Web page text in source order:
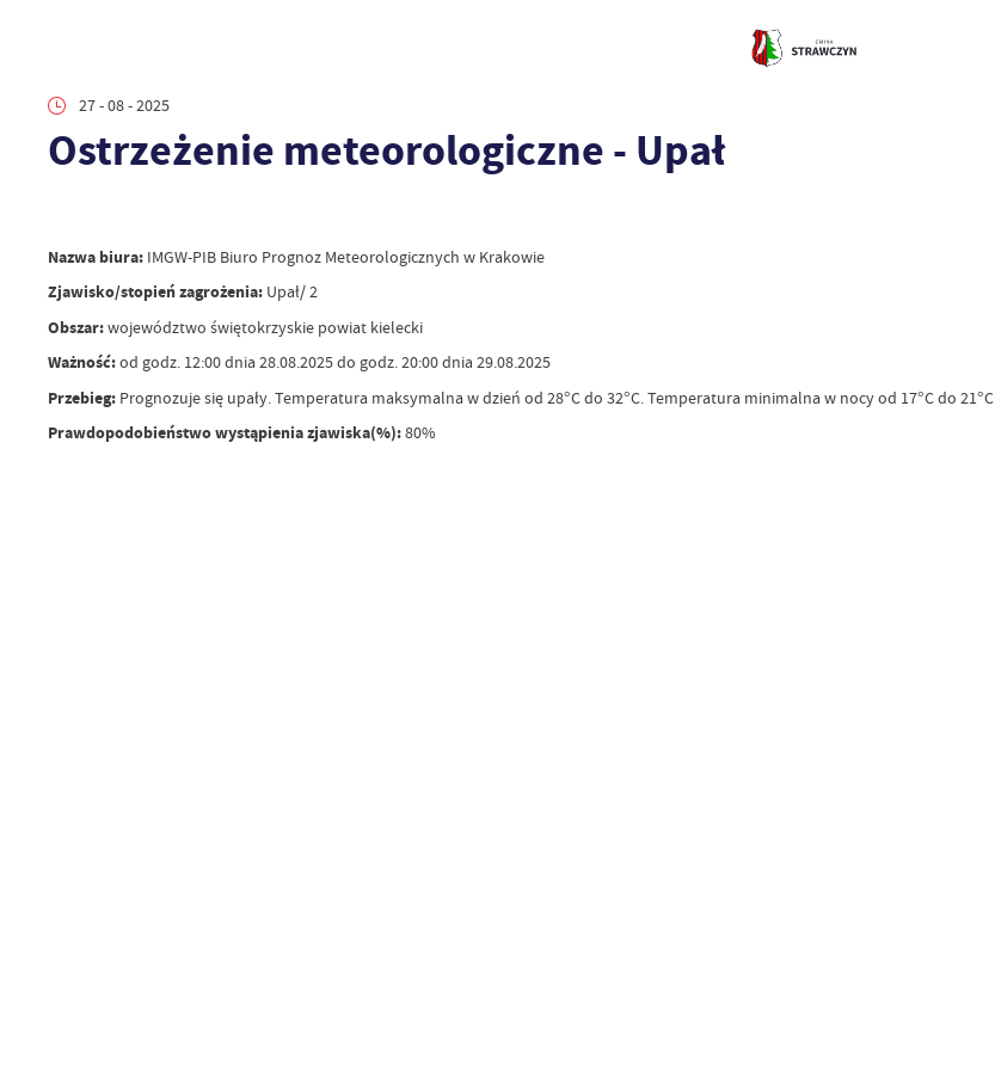
27 - 08 - 2025
Ostrzeżenie meteorologiczne - Upał
Nazwa biura:IMGW-PIB Biuro Prognoz Meteorologicznych w Krakowie
Zjawisko/stopień zagrożenia:Upał/ 2
Obszar:województwo świętokrzyskie powiat kielecki
Ważność:od godz. 12:00 dnia 28.08.2025 do godz. 20:00 dnia 29.08.2025
Przebieg:Prognozuje się upały. Temperatura maksymalna w dzień od 28°C do 32°C. Temperatura minimalna w nocy od 17°C do 21°C.
Prawdopodobieństwo wystąpienia zjawiska(%):80%